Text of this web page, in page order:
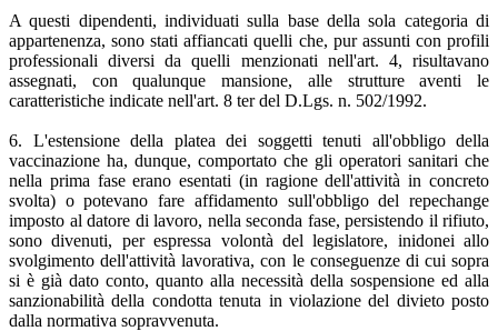
A questi dipendenti, individuati sulla base della sola categoria di
appartenenza, sono stati affiancati quelli che, pur assunti con profili
professionali diversi da quelli menzionati nell'art. 4, risultavano
assegnati, con qualunque mansione, alle strutture aventi le
caratteristiche indicate nell'art. 8 ter del D.Lgs. n. 502/1992.
6. L'estensione della platea dei soggetti tenuti all'obbligo della
vaccinazione ha, dunque, comportato che gli operatori sanitari che
nella prima fase erano esentati (in ragione dell'attività in concreto
svolta) o potevano fare affidamento sull'obbligo del repechange
imposto al datore di lavoro, nella seconda fase, persistendo il rifiuto,
sono divenuti, per espressa volontà del legislatore, inidonei allo
svolgimento dell'attività lavorativa, con le conseguenze di cui sopra
si è già dato conto, quanto alla necessità della sospensione ed alla
sanzionabilità della condotta tenuta in violazione del divieto posto
dalla normativa sopravvenuta.